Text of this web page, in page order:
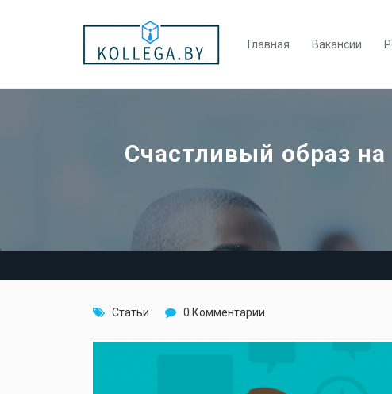
Главная Вакансии
Счастливый образ
Статьи 0 Комментарии